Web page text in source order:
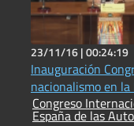
23/11/16 |00:24:19
Inauguración
nacionalismo en
Congreso
España de las